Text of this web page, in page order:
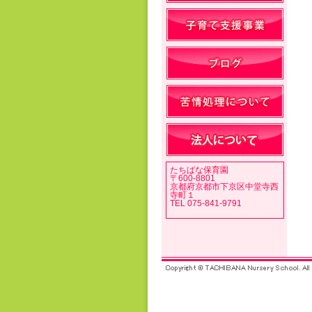
たちばな保育園
〒600-8801
京都府京都市下京区中堂寺西
寺町１
TEL 075-841-9791